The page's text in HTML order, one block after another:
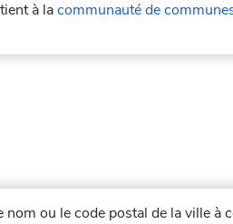
à lacommunauté de
nom ou le code postal de la ville à